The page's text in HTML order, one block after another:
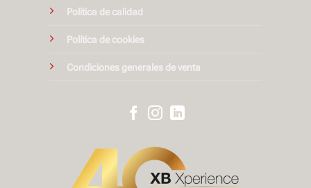
Política de calidad
Política de cookies
Condiciones generales de venta